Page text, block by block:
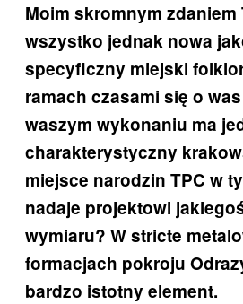
Moim skromnym zdaniem
wszystko jednak nowa
specyficzny miejski
ramach czasami się o
waszym wykonaniu ma
charakterystyczny
miejsce narodzin TPC w
nadaje projektowi
wymiaru? W stricte
formacjach pokroju
bardzo istotny element.